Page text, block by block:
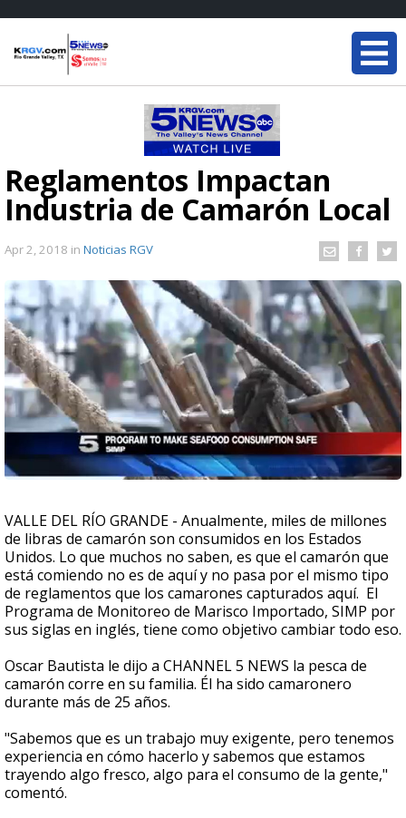
Reglamentos Impactan
Industria de Camarón Local
Apr 2, 2018 in Noticias RGV
VALLE DEL RÍO GRANDE - Anualmente, miles de millones
de libras de camarón son consumidos en los Estados
Unidos. Lo que muchos no saben, es que el camarón que
está comiendo no es de aquí y no pasa por el mismo tipo
de reglamentos que los camarones capturados aquí. El
Programa de Monitoreo de Marisco Importado, SIMP por
sus siglas en inglés, tiene como objetivo cambiar todo eso.
Oscar Bautista le dijo a CHANNEL 5 NEWS la pesca de
camarón corre en su familia. Él ha sido camaronero
durante más de 25 años.
"Sabemos que es un trabajo muy exigente, pero tenemos
experiencia en cómo hacerlo y sabemos que estamos
trayendo algo fresco, algo para el consumo de la gente,"
comentó.